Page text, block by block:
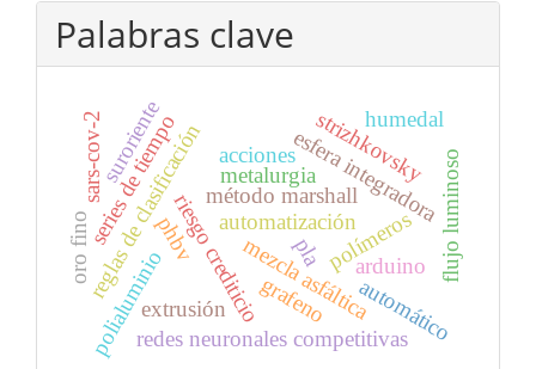
Palabras clave
riesgo crediticio
reglas de clasificación
redes neuronales competitivas
automatizaciónesfera integradoraflujo luminoso
mezcla asfáltica
polímeros
polialuminio
método marshall
strizhkovsky
metalurgia
series de tiempo acciones
suroriente
arduino
automático
extrusión
pla
phbv
oro fino
grafeno
sars-cov-2 humedal